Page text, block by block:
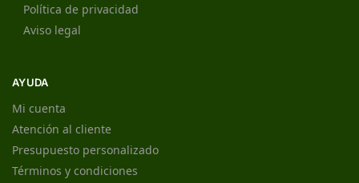
Política de privacidad
Aviso legal
AYUDA
Mi cuenta
Atención al cliente
Presupuesto personalizado
Términos y condiciones